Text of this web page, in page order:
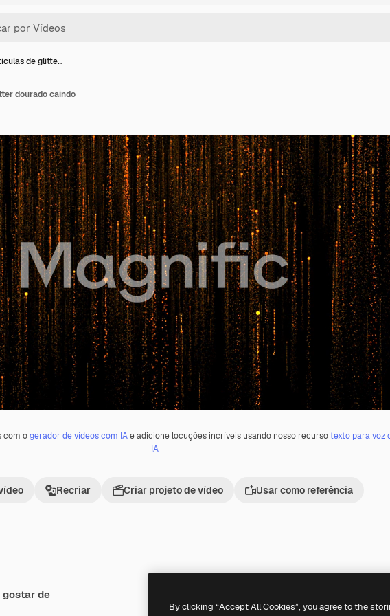
de glitte…
com ogerador de vídeos com IAe adicione locuções incríveis usando nosso recursotexto para voz
IA
Recriar Criar projeto de vídeo Usar como referência
dourado caindo
gostar de
Premium
Premium
By clicking “Accept All Cookies”, you agree to the